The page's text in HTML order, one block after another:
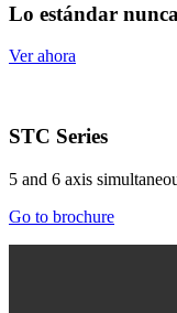
Lo estándar
Ver ahora
STC Series
5 and 6 axis
Go to brochure